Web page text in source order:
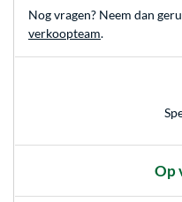
Nog vragen? Neem dan
verkoopteam.
Op